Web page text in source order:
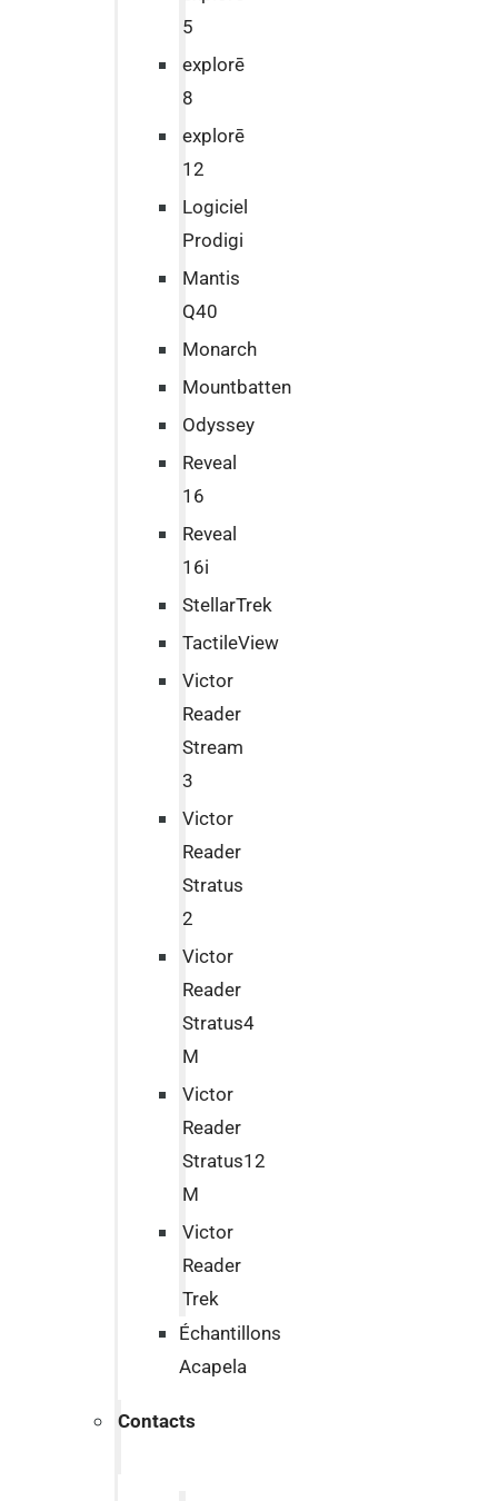
5
explorē
8
explorē
12
Logiciel
Prodigi
Mantis
Q40
Monarch
Mountbatten
Odyssey
Reveal
16
Reveal
16i
StellarTrek
TactileView
Victor
Reader
Stream
3
Victor
Reader
Stratus
2
Victor
Reader
Stratus4
M
Victor
Reader
Stratus12
M
Victor
Reader
Trek
Échantillons
Acapela
Contacts